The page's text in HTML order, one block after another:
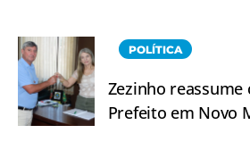
POLÍTICA
Zezinho reassume
Prefeito em Novo